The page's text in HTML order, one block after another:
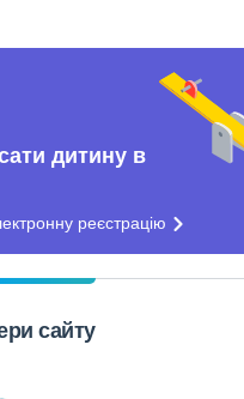
дитину в
реєстрацію
сайту